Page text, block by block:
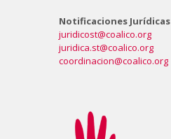
Notificaciones Jurídicas
juridicost@coalico.org
juridica.st@coalico.org
coordinacion@coalico.org